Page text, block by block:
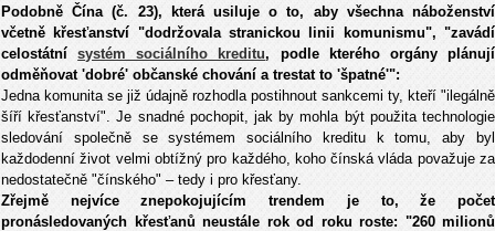
Podobně Čína (č. 23), která usiluje o to, aby všechna náboženství
včetně křesťanství "dodržovala stranickou linii komunismu", "zavádí
celostátnísystém sociálního kreditu, podle kterého orgány plánují
odměňovat 'dobré' občanské chování a trestat to 'špatné'":
Jedna komunita se již údajně rozhodla postihnout sankcemi ty, kteří "ilegálně
šíří křesťanství". Je snadné pochopit, jak by mohla být použita technologie
sledování společně se systémem sociálního kreditu k tomu, aby byl
každodenní život velmi obtížný pro každého, koho čínská vláda považuje za
nedostatečně "čínského" – tedy i pro křesťany.
Zřejmě nejvíce znepokojujícím trendem je to, že počet
pronásledovaných křesťanů neustále rok od roku roste: "260 milionů